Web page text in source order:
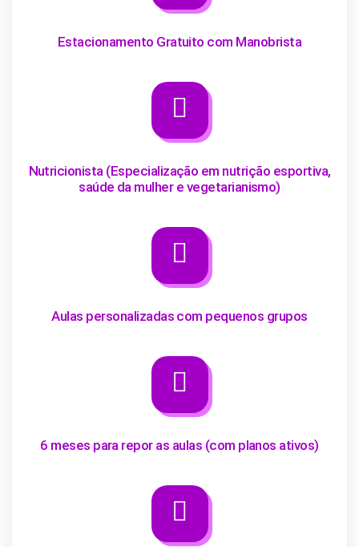
Estacionamento Gratuito com Manobrista
Nutricionista (Especialização em nutrição esportiva,
saúde da mulher e vegetarianismo)
Aulas personalizadas com pequenos grupos
6 meses para repor as aulas (com planos ativos)